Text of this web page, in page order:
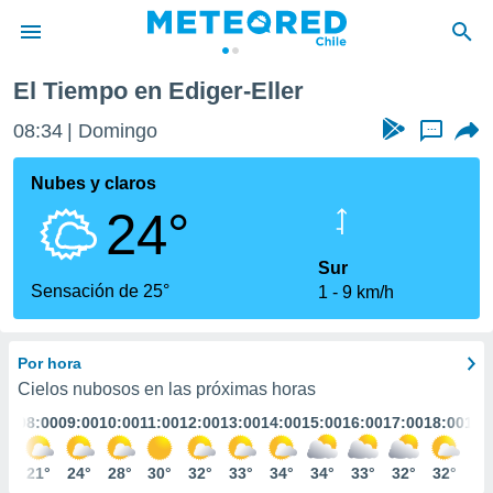
de
por
que se
calidad.
a este
las
y
forma
digital
basada
El Tiempo en Ediger-Eller
08:34 Domingo ...
Nubes y claros
24°
Sensación de 25°
Sur
1
9 km/h
Por hora
Cielos nubosos en las próximas horas
08:00
21°
09:00
24°
10:00
28°
11:00
30°
12:00
32°
13:00
33°
14:00
34°
15:00
34°
16:00
33°
17:00
32°
18:00
32°